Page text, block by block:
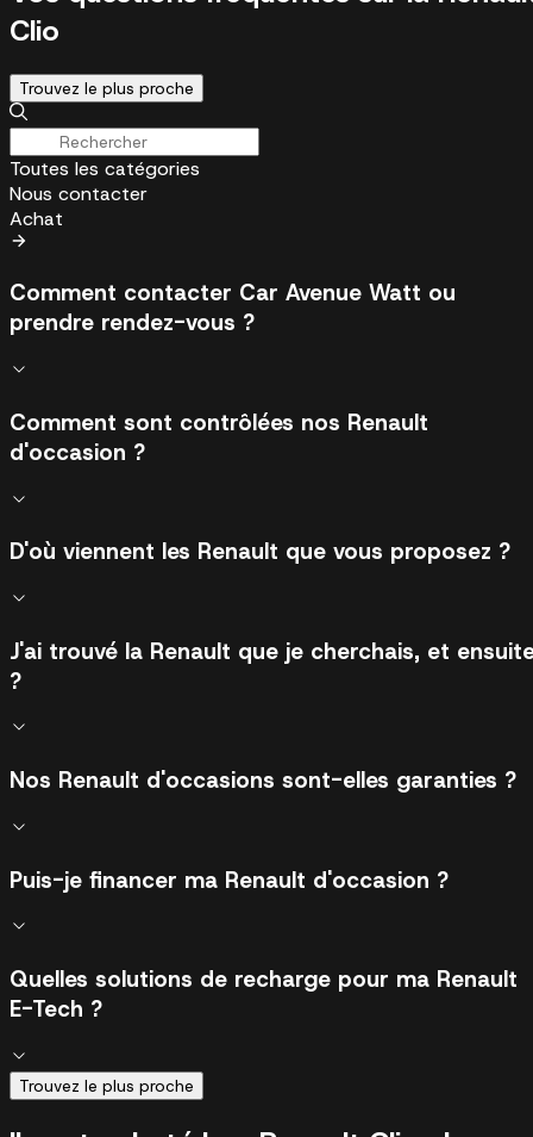
Clio
Trouvez le plus proche
Toutes les catégories
Nous contacter
Achat
Comment contacter Car Avenue Watt ou
prendre rendez-vous ?
Comment sont contrôlées nos Renault
d'occasion ?
D'où viennent les Renault que vous proposez ?
J'ai trouvé la Renault que je cherchais, et
?
Nos Renault d'occasions sont-elles garanties ?
Puis-je financer ma Renault d'occasion ?
Quelles solutions de recharge pour ma Renault
E-Tech ?
Trouvez le plus proche